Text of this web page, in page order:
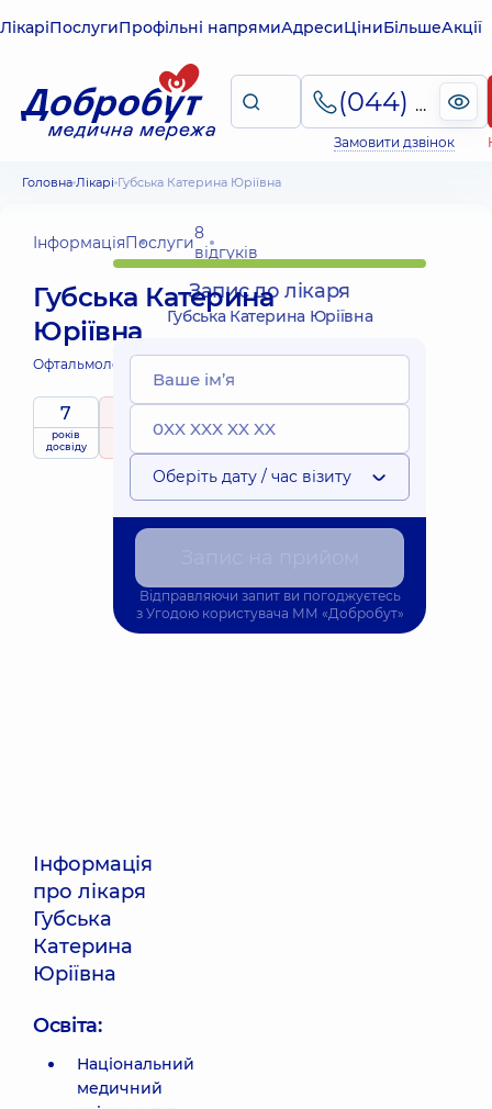
ЛікаріПослугиПрофільні напрямиАдресиЦіниБільшеАкції
(044) 495-2-888
Замовити дзвінок
Головна Лікарі Губська Катерина Юріївна
ІнформаціяПослуги8
відгуків
Губська Катерина
Юріївна
Офтальмолог;Офтальмолог дитячий;
7
років
досвіду
рейтингна підставі
приймає
Інформація
про лікаря
Губська
Катерина
Юріївна
Освіта:
Національний
медичний
Запис до лікаря
Губська Катерина Юріївна
Оберіть дату / час візиту
Відправляючи запит ви погоджуєтесь
з Угодою користувача ММ «Добробут»